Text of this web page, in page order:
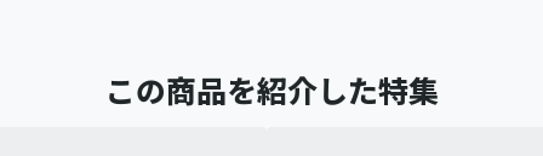
この商品を紹介した特集